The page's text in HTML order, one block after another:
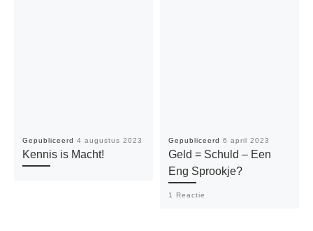
Gepubliceerd 4 augustus 2023
Kennis is Macht!
Gepubliceerd 6 april 2023
Geld = Schuld – Een
Eng Sprookje?
1 Reactie